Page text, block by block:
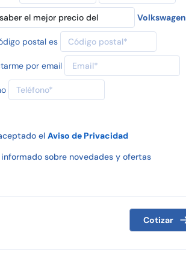
Volkswagen
postal es
por email
el Aviso de Privacidad
sobre novedades y ofertas
Cotizar